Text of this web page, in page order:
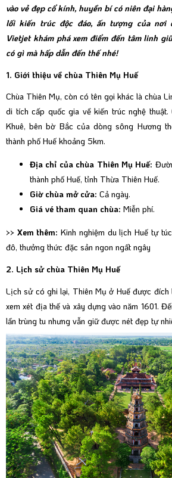
vào vẻ đẹp cổ kính, huyền bí có niên đại
lối kiến trúc độc đáo, ấn tượng của nơi
Vietjet khám phá xem điểm đến tâm linh
có gì mà hấp dẫn đến thế nhé!
1. Giới thiệu về chùa Thiên Mụ Huế
Chùa Thiên Mụ, còn có tên gọi khác là chùa
di tích cấp quốc gia về kiến trúc nghệ thuật.
Khuê, bên bờ Bắc của dòng sông Hương
thành phố Huế khoảng 5km.
Địa chỉ của chùa Thiên Mụ Huế:
thành phố Huế, tỉnh Thừa Thiên Huế.
Giờ chùa mở cửa: Cả ngày.
Giá vé tham quan chùa: Miễn phí.
>> Xem thêm:Kinh nghiệm du lịch Huế tự
đô, thưởng thức đặc sản ngon ngất ngây
2. Lịch sử chùa Thiên Mụ Huế
Lịch sử có ghi lại, Thiên Mụ ở Huế được đích
xem xét địa thế và xây dựng vào năm 1601.
lần trùng tu nhưng vẫn giữ được nét đẹp tự